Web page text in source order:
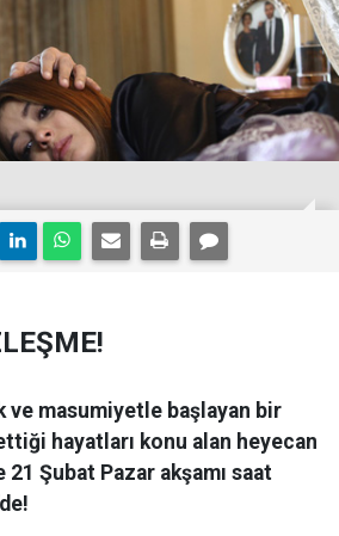
ve masumiyetle başlayan bir
hayatları konu alan heyecan
Şubat Pazar akşamı saat